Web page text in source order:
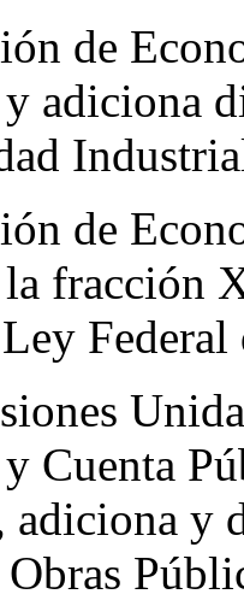
de
adiciona
de
la fracción
Cuenta
adiciona y